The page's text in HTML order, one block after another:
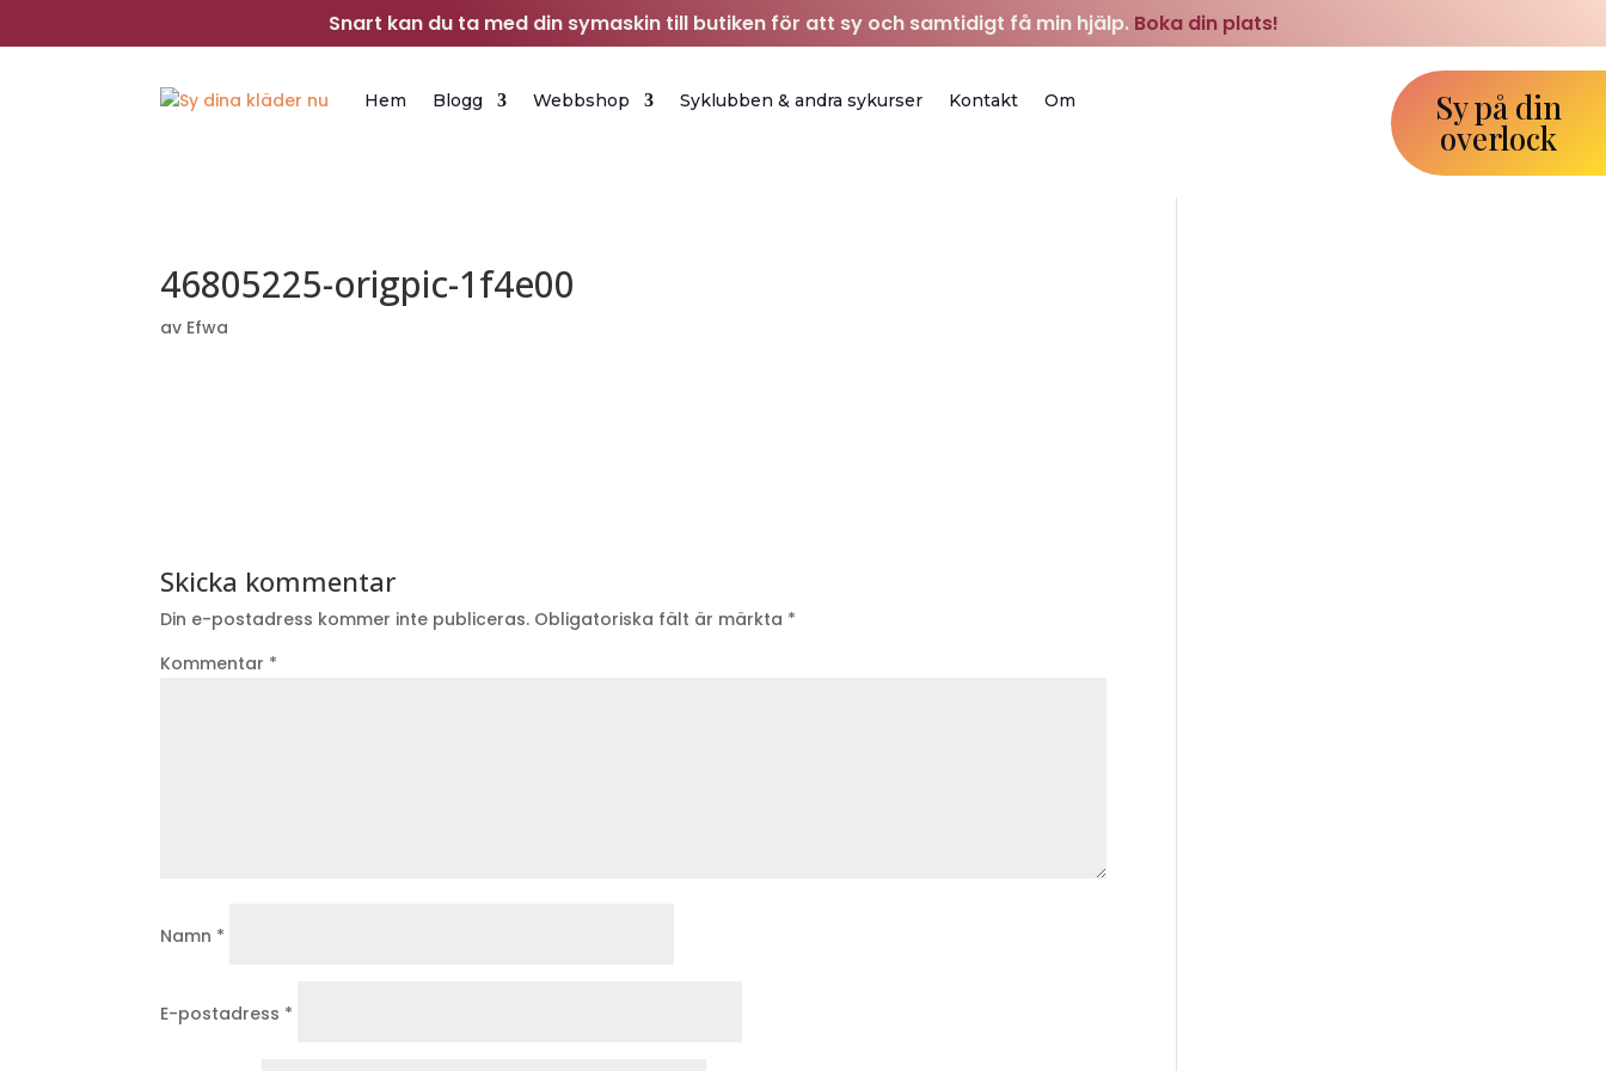
Snart kan du ta med din symaskin till butiken för att sy och samtidigt få min hjälp. Boka din plats!
Hem Blogg Webbshop Syklubben & andra sykurser Kontakt Om Sy på din
overlock
46805225-origpic-1f4e00
av Efwa
Skicka kommentar
Din e-postadress kommer inte publiceras. Obligatoriska fält är märkta *
Kommentar *
Namn *
E-postadress *